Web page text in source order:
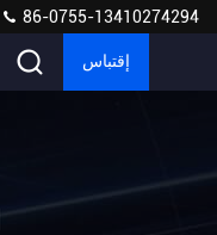
86-0755-13410274294
إقتباس